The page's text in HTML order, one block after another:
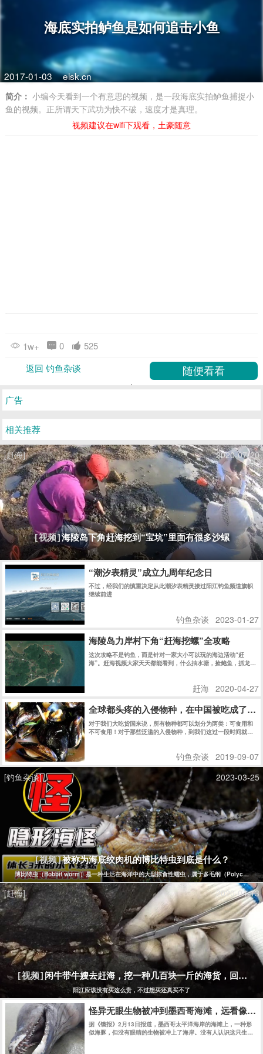
海底实拍鲈鱼是如何追击小鱼
2017-01-03 eisk.cn
简介： 小编今天看到一个有意思的视频，是一段海底实拍鲈鱼捕捉小
鱼的视频。正所谓天下武功为快不破，速度才是真理。
视频建议在wifi下观看，土豪随意
1w+ 0
525
返回 钓鱼杂谈
广告
相关推荐
[赶海] 2020-07-20
[视频]海陵岛下角赶海挖到“宝坑”里面有很多沙螺
“潮汐表精灵”成立九周年纪念日
不过，经我们的慎重决定从此潮汐表精灵接过阳江钓鱼频道旗帜
继续前进
钓鱼杂谈 2023-01-27
海陵岛力岸村下角“赶海挖螺”全攻略
这次攻略不是钓鱼，而是针对一家大小可以玩的海边活动“赶
海”。赶海视频大家天天都能看到，什么抽水塘，捡鲍鱼，抓龙虾
赶海 2020-04-27
全球都头疼的入侵物种，在中国被吃成了
对于我们大吃货国来说，所有物种都可以划分为两类：可食用和
不可食用！对于那些泛滥的入侵物种，到我们这过一段时间就成
钓鱼杂谈 2019-09-07
[钓鱼杂谈]
2023-03-25
[视频]被称为海底绞肉机的博比特虫到底是什么？
博比特虫（Bobbit worm）是一种生活在海洋中的大型掠食性蠕虫，属于多毛纲（Polychaeta
[赶海] 2020-04-13
[视频] 闲牛带牛嫂去赶海，挖一种几百块一斤的海货，回家煮
阳江应该没有买这么贵，不过想买还真买不了
怪异无眼生物被冲到墨西哥海滩，远看像海
据《镜报》2月13日报道，墨西哥太平洋海岸的海滩上，一种形
似海豚，但没有眼睛的生物被冲上了海岸。没有人认识这只生